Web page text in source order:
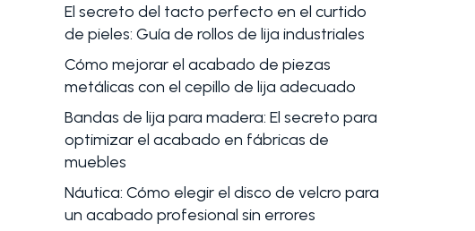
El secreto del tacto perfecto en el curtido
de pieles: Guía de rollos de lija industriales
Cómo mejorar el acabado de piezas
metálicas con el cepillo de lija adecuado
Bandas de lija para madera: El secreto para
optimizar el acabado en fábricas de
muebles
Náutica: Cómo elegir el disco de velcro para
un acabado profesional sin errores